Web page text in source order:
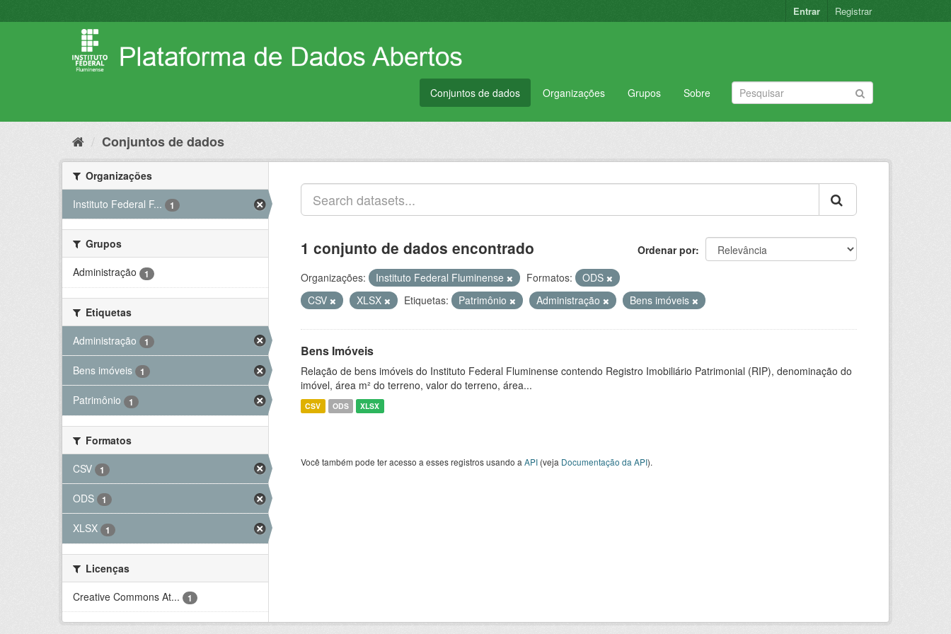
para
Entrar Registrar
Conjuntos de dados Organizações Grupos Sobre
Conjuntos de dados
Organizações
Instituto Federal F...
1
Grupos
Administração
1
Etiquetas
Administração
1
Bens imóveis 1
Patrimônio 1
Formatos
CSV
1
ODS 1
XLSX 1
Licenças
Creative Commons At...
1
Ordenar por
1 conjunto de dados encontrado
Organizações: Instituto Federal Fluminense Formatos:
ODS
CSV
XLSX Etiquetas: Patrimônio Administração Bens imóveis
Bens Imóveis
Relação de bens imóveis do Instituto Federal Fluminense contendo Registro Imobiliário Patrimonial (RIP), denominação do
imóvel, área m² do terreno, valor do terreno, área...
CSV ODS XLSX
Você também pode ter acesso a esses registros usando a API (veja Documentação da API).